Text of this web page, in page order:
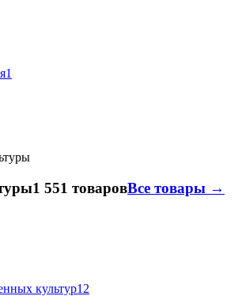
1
1 551 товаровВсе товары →
культур12